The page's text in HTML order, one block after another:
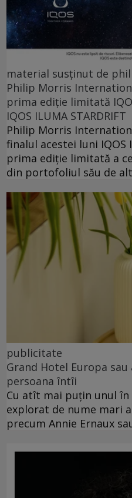
material susținut de
Philip Morris
prima ediție limitată
IQOS ILUMA STARDRIFT
Philip Morris
finalul acestei luni IQOS
prima ediție limitată a
din portofoliul său de
publicitate
Grand Hotel Europa
persoana întîi
Cu atît mai puțin unul
explorat de nume mari
precum Annie Ernaux